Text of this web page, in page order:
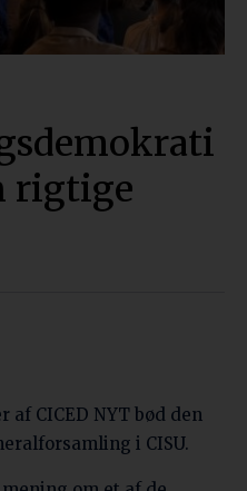
rigtige
af CICED NYT bød den
i CISU.